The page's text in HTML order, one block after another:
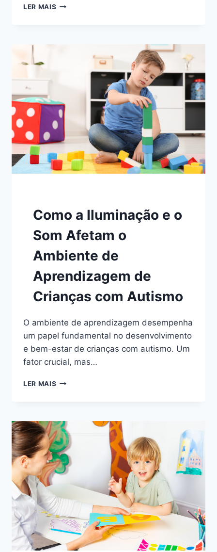
LER MAIS ESTRATÉGIAS
AMBIENTE
CRIANÇAS
AUTISTAS
Como a Iluminação e o
Som Afetam o
Ambiente de
Aprendizagem de
Crianças com Autismo
O ambiente de aprendizagem desempenha
um papel fundamental no desenvolvimento
e bem-estar de crianças com autismo. Um
fator crucial, mas…
LER MAIS COMO
O
SOM
AFETAM
O
AMBIENTE
DE
APRENDIZAGEM
CRIANÇAS
COM
AUTISMO